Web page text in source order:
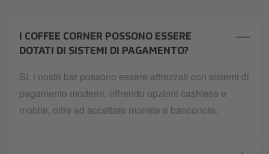
I COFFEE CORNER POSSONO ESSERE
DOTATI DI SISTEMI DI PAGAMENTO?
Sì, i nostri bar possono essere attrezzati con sistemi di
pagamento moderni, offrendo opzioni cashless e
mobile, oltre ad accettare monete e banconote.